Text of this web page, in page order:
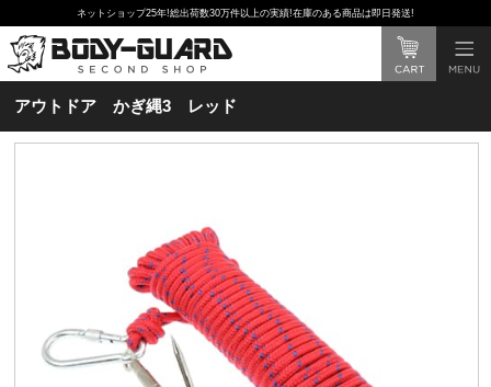
ネットショップ25年!総出荷数30万件以上の実績!在庫のある商品は即日発送!
アウトドア かぎ縄3 レッド